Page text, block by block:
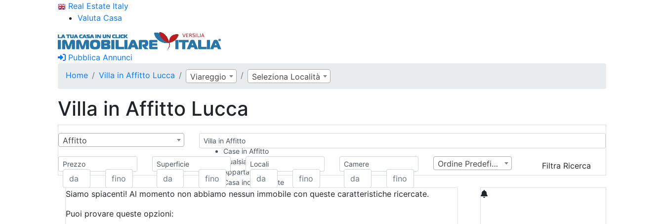
Real Estate Italy
Valuta Casa
Pubblica Annunci
Home
Villa in Affitto Lucca Viareggio Seleziona Località
Villa in Affitto Lucca
Affitto
Villa in Affitto
Case in Affitto
Qualsiasi
Appartamento
Casa indipendente
Casa Semi-indipendente
Prezzo Superficie Locali Camere Ordine Predefinito Filtra Ricerca
Siamo spiacenti! Al momento non abbiamo nessun immobile con queste caratteristiche ricercate.
Puoi provare queste opzioni: